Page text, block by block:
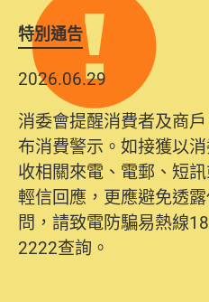
特別通告
2026.06.29
消委會提醒消費者及商
布消費警示。如接獲以
收相關來電、電郵、短
輕信回應，更應避免透
問，請致電防騙易熱線
2222查詢。